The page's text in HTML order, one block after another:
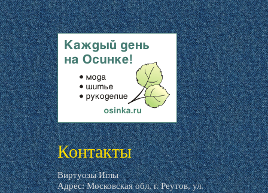
livemaster.ru
Контакты
Виртуозы Иглы
Адрес: Московская обл, г. Реутов, ул.